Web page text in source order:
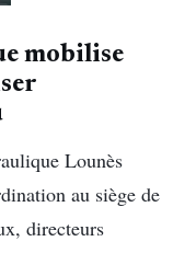
mobilise
Lounès
au siège de
directeurs